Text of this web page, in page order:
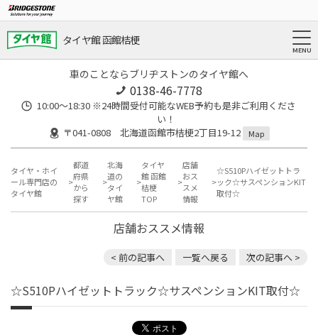
タイヤ館 函館桔梗
車のことならブリヂストンのタイヤ館へ
0138-46-7778
10:00～18:30 ※24時間受付可能なWEB予約も是非ご利用くださ
い！
〒041-0808 北海道函館市桔梗2丁目19-12
Map
タイヤ・ホイ
ール専門店の
タイヤ館
都道
府県
から
探す
北海
道の
タイ
ヤ館
タイヤ
館 函館
桔梗
TOP
店舗
おス
スメ
情報
☆S510Pハイゼットトラ
ック☆サスペンションKIT
取付☆
店舗おススメ情報
< 前の記事へ 一覧へ戻る 次の記事へ >
☆S510Pハイゼットトラック☆サスペンションKIT取付☆